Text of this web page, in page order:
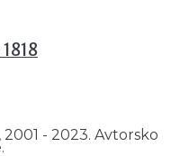
- 2023. Avtorsko